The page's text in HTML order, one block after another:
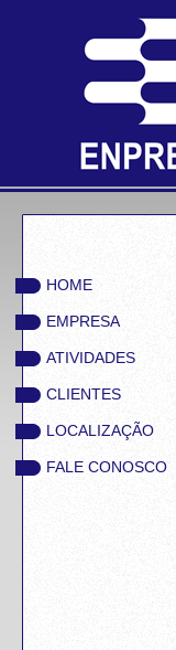
HOME
EMPRESA
ATIVIDADES
CLIENTES
LOCALIZAÇÃO
FALE CONOSCO